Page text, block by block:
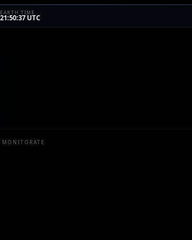
EARTH TIME
21:50:37 UTC